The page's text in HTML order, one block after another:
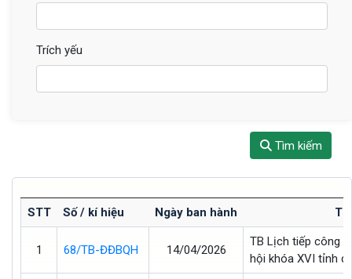
Trích yếu
Tìm kiếm
STT Số / kí hiệu Ngày ban hành
1 68/TB-ĐĐBQH 14/04/2026
TB Lịch tiếp công
hội khóa XVI tỉnh